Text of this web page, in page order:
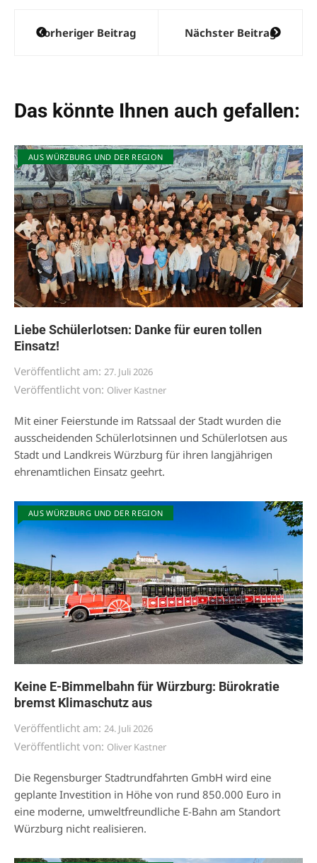
Beitragsnavigation
Vorheriger Beitrag Nächster Beitrag
Das könnte Ihnen auch gefallen:
AUS WÜRZBURG UND DER REGION
Liebe Schülerlotsen: Danke für euren tollen
Einsatz!
Veröffentlicht am: 27. Juli 2026
Veröffentlicht von: Oliver Kastner
Mit einer Feierstunde im Ratssaal der Stadt wurden die
ausscheidenden Schülerlotsinnen und Schülerlotsen aus
Stadt und Landkreis Würzburg für ihren langjährigen
ehrenamtlichen Einsatz geehrt.
AUS WÜRZBURG UND DER REGION
Keine E-Bimmelbahn für Würzburg: Bürokratie
bremst Klimaschutz aus
Veröffentlicht am: 24. Juli 2026
Veröffentlicht von: Oliver Kastner
Die Regensburger Stadtrundfahrten GmbH wird eine
geplante Investition in Höhe von rund 850.000 Euro in
eine moderne, umweltfreundliche E-Bahn am Standort
Würzburg nicht realisieren.